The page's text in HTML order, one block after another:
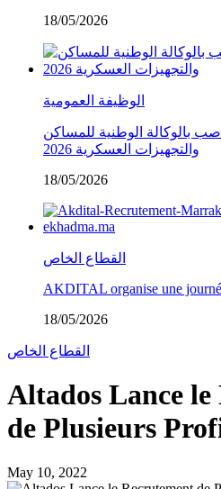
18/05/2026
الوظيفة العمومية
توظيف 7 مناصب بالوكالة الوطنية للمساكن
والتجهيزات العسكرية 2026
18/05/2026
القطاع الخاص
AKDITAL organise une
18/05/2026
القطاع الخاص
Altados Lance
de Plusieurs
May 10, 2022